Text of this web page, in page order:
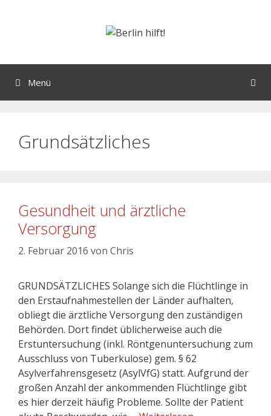
Menü
Grundsätzliches
Gesundheit und ärztliche
Versorgung
2. Februar 2016 von Chris
GRUNDSÄTZLICHES Solange sich die Flüchtlinge in
den Erstaufnahmestellen der Länder aufhalten,
obliegt die ärztliche Versorgung den zuständigen
Behörden. Dort findet üblicherweise auch die
Erstuntersuchung (inkl. Röntgenuntersuchung zum
Ausschluss von Tuberkulose) gem. § 62
Asylverfahrensgesetz (AsylVfG) statt. Aufgrund der
großen Anzahl der ankommenden Flüchtlinge gibt
es hier derzeit häufig Probleme. Sollte der Patient